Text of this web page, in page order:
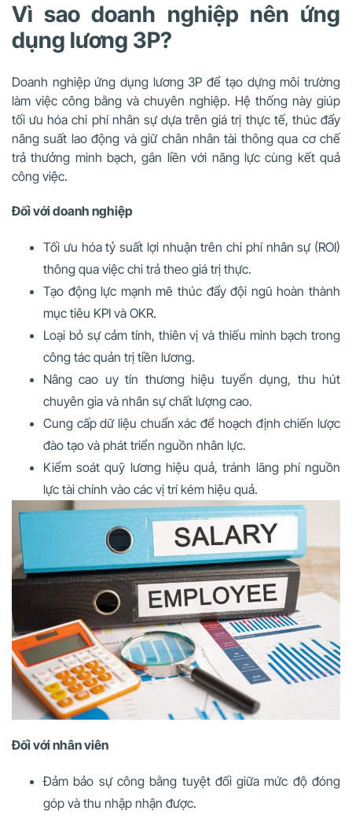
Vì sao doanh nghiệp nên ứng
dụng lương 3P?
Doanh nghiệp ứng dụng lương 3P để tạo dựng môi trường
làm việc công bằng và chuyên nghiệp. Hệ thống này giúp
tối ưu hóa chi phí nhân sự dựa trên giá trị thực tế, thúc đẩy
năng suất lao động và giữ chân nhân tài thông qua cơ chế
trả thưởng minh bạch, gắn liền với năng lực cùng kết quả
công việc.
Đối với doanh nghiệp
Tối ưu hóa tỷ suất lợi nhuận trên chi phí nhân sự (ROI)
thông qua việc chi trả theo giá trị thực.
Tạo động lực mạnh mẽ thúc đẩy đội ngũ hoàn thành
mục tiêu KPI và OKR.
Loại bỏ sự cảm tính, thiên vị và thiếu minh bạch trong
công tác quản trị tiền lương.
Nâng cao uy tín thương hiệu tuyển dụng, thu hút
chuyên gia và nhân sự chất lượng cao.
Cung cấp dữ liệu chuẩn xác để hoạch định chiến lược
đào tạo và phát triển nguồn nhân lực.
Kiểm soát quỹ lương hiệu quả, tránh lãng phí nguồn
lực tài chính vào các vị trí kém hiệu quả.
Đối với nhân viên
Đảm bảo sự công bằng tuyệt đối giữa mức độ đóng
góp và thu nhập nhận được.